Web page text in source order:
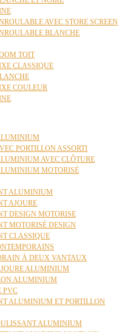
AVEC STORE SCREEN
BLANCHE
TOIT
CLASSIQUE
COULEUR
PORTILLON ASSORTI
AVEC CLÔTURE
MOTORISÉ
ALUMINIUM
AJOURE
DESIGN MOTORISE
MOTORISÉ DESIGN
CLASSIQUE
À DEUX VANTAUX
ALUMINIUM
ALUMINIUM
PVC
ALUMINIUM ET PORTILLON
ALUMINIUM